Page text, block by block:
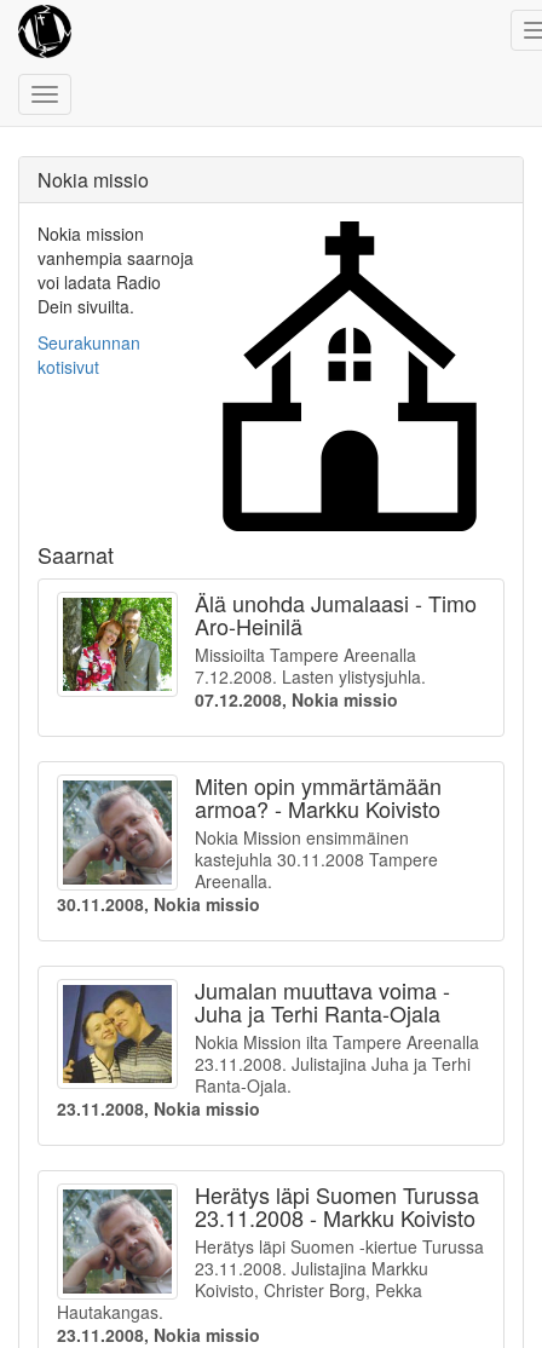
Toggle
navigation
Nokia missio
Nokia mission
vanhempia saarnoja
voi ladata Radio
Dein sivuilta.
Seurakunnan
kotisivut
Saarnat
Älä unohda Jumalaasi - Timo
Aro-Heinilä
Missioilta Tampere Areenalla
7.12.2008. Lasten ylistysjuhla.
07.12.2008, Nokia missio
Miten opin ymmärtämään
armoa? - Markku Koivisto
Nokia Mission ensimmäinen
kastejuhla 30.11.2008 Tampere
Areenalla.
30.11.2008, Nokia missio
Jumalan muuttava voima -
Juha ja Terhi Ranta-Ojala
Nokia Mission ilta Tampere Areenalla
23.11.2008. Julistajina Juha ja Terhi
Ranta-Ojala.
23.11.2008, Nokia missio
Herätys läpi Suomen Turussa
23.11.2008 - Markku Koivisto
Herätys läpi Suomen -kiertue Turussa
23.11.2008. Julistajina Markku
Koivisto, Christer Borg, Pekka
Hautakangas.
23.11.2008, Nokia missio